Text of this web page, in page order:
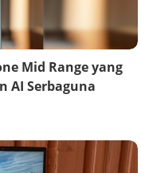
Mid Range yang
AI Serbaguna